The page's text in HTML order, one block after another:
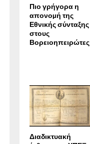
Πιο γρήγορα η
απονοµή της
Εθνικής σύνταξης
στους
Βορειοηπειρώτες
Διαδικτυακή